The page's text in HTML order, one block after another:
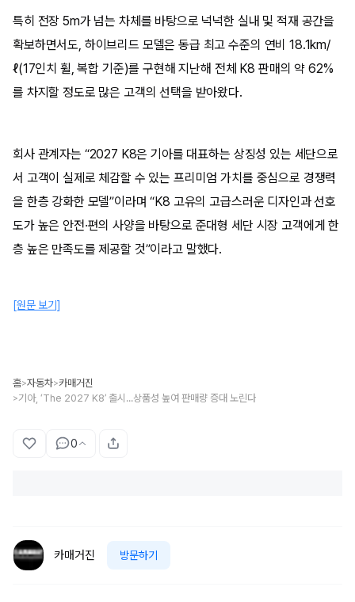
특히 전장 5m가 넘는 차체를 바탕으로 넉넉한 실내 및 적재 공간을
확보하면서도, 하이브리드 모델은 동급 최고 수준의 연비 18.1km/
ℓ(17인치 휠, 복합 기준)를 구현해 지난해 전체 K8 판매의 약 62%
를 차지할 정도로 많은 고객의 선택을 받아왔다.
회사 관계자는 “2027 K8은 기아를 대표하는 상징성 있는 세단으로
서 고객이 실제로 체감할 수 있는 프리미엄 가치를 중심으로 경쟁력
을 한층 강화한 모델”이라며 “K8 고유의 고급스러운 디자인과 선호
도가 높은 안전·편의 사양을 바탕으로 준대형 세단 시장 고객에게 한
층 높은 만족도를 제공할 것”이라고 말했다.
[원문 보기]
홈>자동차>카매거진
>기아, ‘The 2027 K8’ 출시...상품성 높여 판매량 증대 노린다
0
카매거진 방문하기